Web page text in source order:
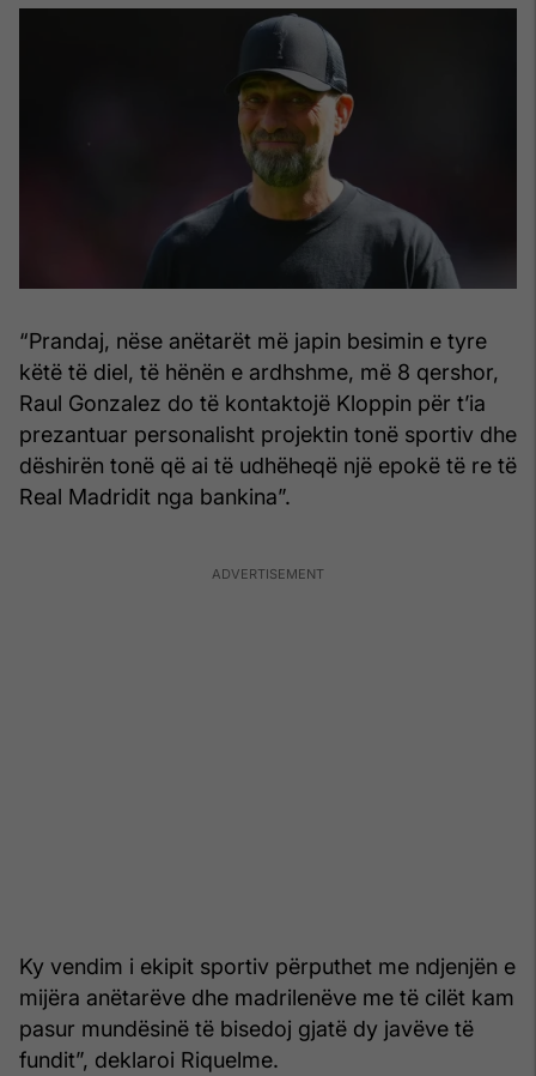
“Prandaj, nëse anëtarët më japin besimin e tyre
këtë të diel, të hënën e ardhshme, më 8 qershor,
Raul Gonzalez do të kontaktojë Kloppin për t’ia
prezantuar personalisht projektin tonë sportiv dhe
dëshirën tonë që ai të udhëheqë një epokë të re të
Real Madridit nga bankina”.
Ky vendim i ekipit sportiv përputhet me ndjenjën e
mijëra anëtarëve dhe madrilenëve me të cilët kam
pasur mundësinë të bisedoj gjatë dy javëve të
fundit”, deklaroi Riquelme.